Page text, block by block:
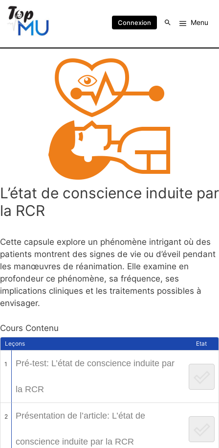
Connexion Menu
L’état de conscience induite par
la RCR
Cette capsule explore un phénomène intrigant où des
patients montrent des signes de vie ou d’éveil pendant
les manœuvres de réanimation. Elle examine en
profondeur ce phénomène, sa fréquence, ses
implications cliniques et les traitements possibles à
envisager.
Cours Contenu
Leçons Etat
1 Pré-test: L’état de conscience induite par
la RCR
2 Présentation de l’article: L’état de
conscience induite par la RCR